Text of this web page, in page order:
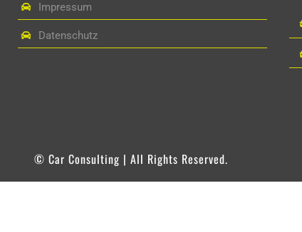
Impressum
Datenschutz
© Car Consulting | All Rights Reserved.